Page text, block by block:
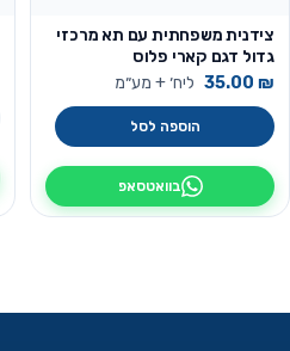
צידנית משפחתית עם תא מרכזי
גדול דגם קארי פלוס
35.00 ₪ ליח׳ + מע״מ
הוספה לסל
בוואטסאפ